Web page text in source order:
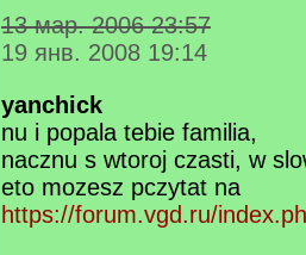
13 мар. 2006 23:57
19 янв. 2008 19:14
yanchick
nu i popala tebie familia,
nacznu s wtoroj czasti, w
eto mozesz pczytat na
https://forum.vgd.ru/